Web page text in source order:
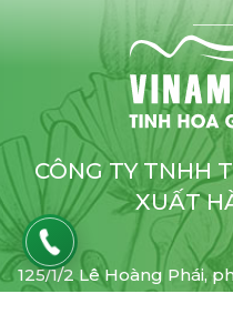
CÔNG TY TNHH
XUẤT
125/1/2 Lê Hoàng Phái,